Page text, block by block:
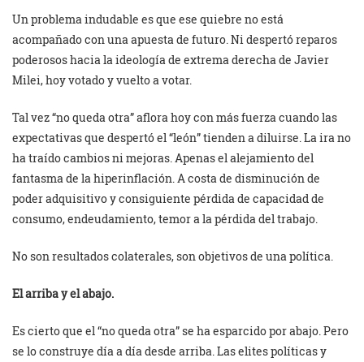
Un problema indudable es que ese quiebre no está
acompañado con una apuesta de futuro. Ni despertó reparos
poderosos hacia la ideología de extrema derecha de Javier
Milei, hoy votado y vuelto a votar.
Tal vez “no queda otra” aflora hoy con más fuerza cuando las
expectativas que despertó el “león” tienden a diluirse. La ira no
ha traído cambios ni mejoras. Apenas el alejamiento del
fantasma de la hiperinflación. A costa de disminución de
poder adquisitivo y consiguiente pérdida de capacidad de
consumo, endeudamiento, temor a la pérdida del trabajo.
No son resultados colaterales, son objetivos de una política.
El arriba y el abajo.
Es cierto que el “no queda otra” se ha esparcido por abajo. Pero
se lo construye día a día desde arriba. Las elites políticas y